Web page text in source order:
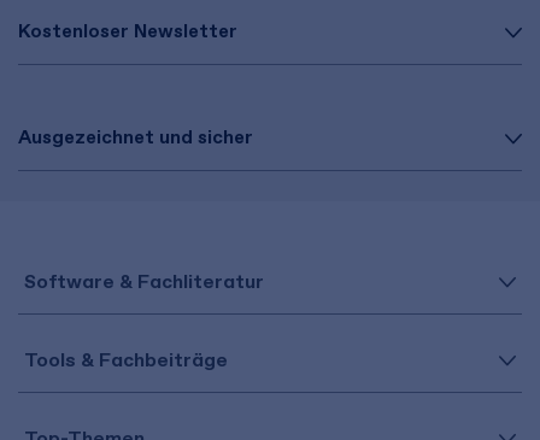
Kostenloser Newsletter
Ausgezeichnet und sicher
Software & Fachliteratur
Tools & Fachbeiträge